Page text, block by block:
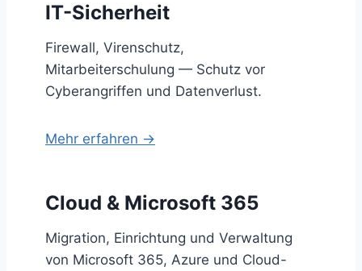
IT-Sicherheit
Firewall, Virenschutz,
Mitarbeiterschulung — Schutz vor
Cyberangriffen und Datenverlust.
Mehr erfahren →
Cloud & Microsoft 365
Migration, Einrichtung und Verwaltung
von Microsoft 365, Azure und Cloud-